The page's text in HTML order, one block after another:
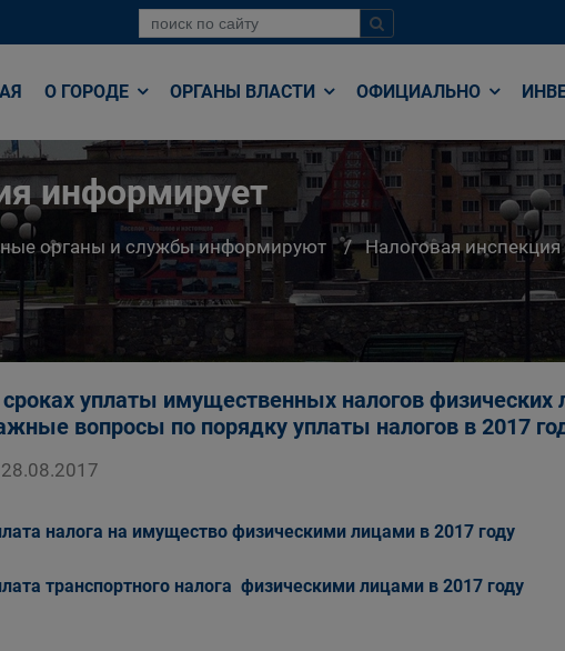
О ГОРОДЕ ОРГАНЫ ВЛАСТИ ОФИЦИАЛЬНО
информирует
органы и службы информируют Налоговая
уплаты имущественных налогов физических
вопросы по порядку уплаты налогов в 2017
28.08.2017
налога на имущество физическими лицами в 2017 году
транспортного налога физическими лицами в 2017 году